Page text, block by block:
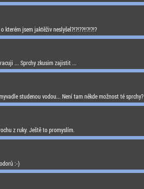
kterém jsem jaktěživ neslyšel?!?!??!!?!?!?
... Sprchy zkusim zajistit ...
studenou vodou... Není tam někde možnost té sprchy?
z ruky. Ještě to promyslím.
:-)